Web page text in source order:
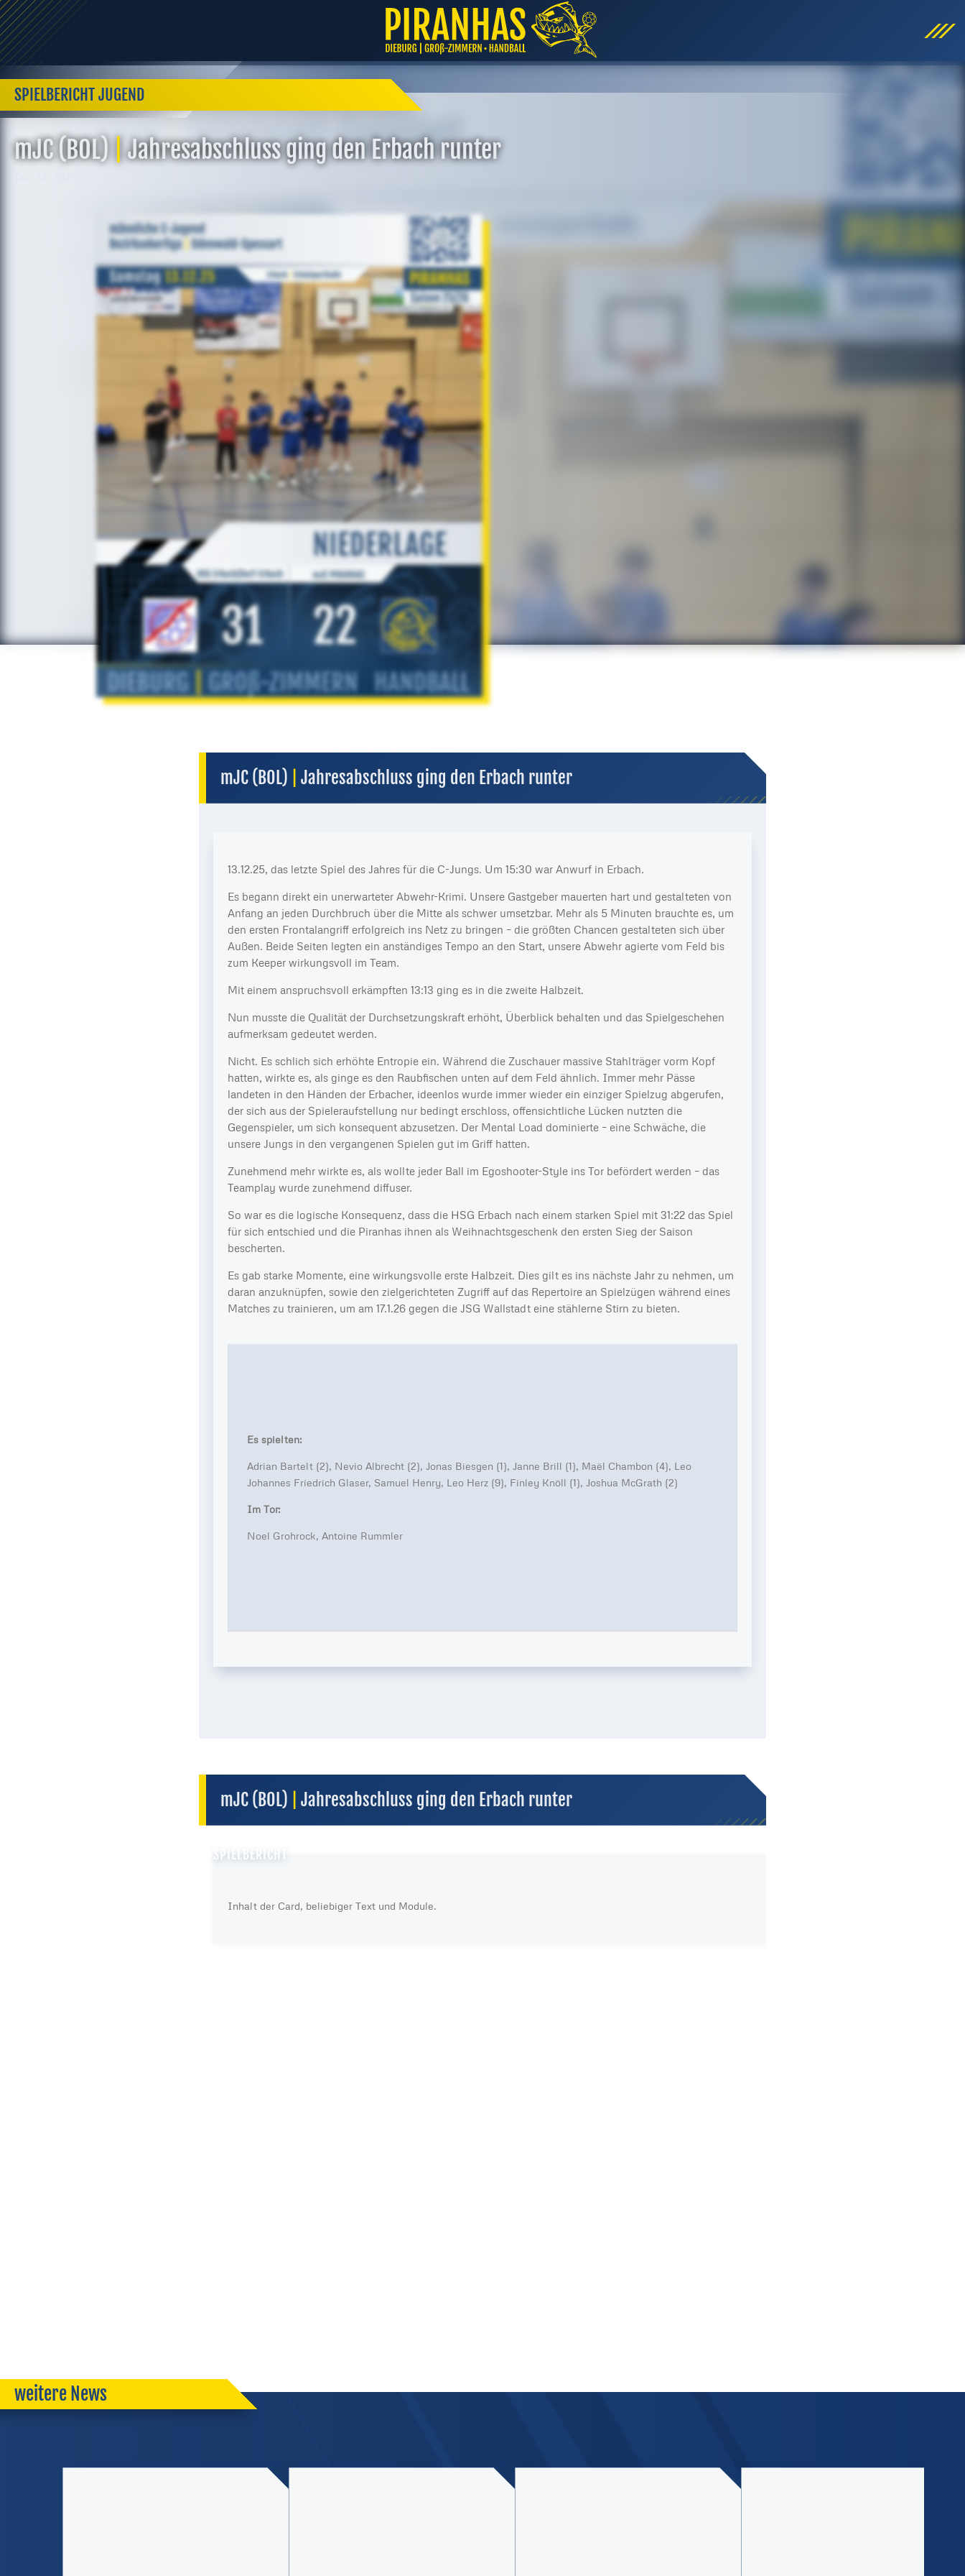
SPIELBERICHT JUGEND
mJC (BOL) |Jahresabschluss ging den Erbach runter
mJC (BOL) Jahresabschluss ging den Erbach runter
13.12.25, das letzte Spiel des Jahres für die C-Jungs. Um 15:30 war Anwurf in Erbach.
Es begann direkt ein unerwarteter Abwehr-Krimi. Unsere Gastgeber mauerten hart und gestalteten von
Anfang an jeden Durchbruch über die Mitte als schwer umsetzbar. Mehr als 5 Minuten brauchte es, um
den ersten Frontalangriff erfolgreich ins Netz zu bringen – die größten Chancen gestalteten sich über
Außen. Beide Seiten legten ein anständiges Tempo an den Start, unsere Abwehr agierte vom Feld bis
zum Keeper wirkungsvoll im Team.
Mit einem anspruchsvoll erkämpften 13:13 ging es in die zweite Halbzeit.
Nun musste die Qualität der Durchsetzungskraft erhöht, Überblick behalten und das Spielgeschehen
aufmerksam gedeutet werden.
Nicht. Es schlich sich erhöhte Entropie ein. Während die Zuschauer massive Stahlträger vorm Kopf
hatten, wirkte es, als ginge es den Raubfischen unten auf dem Feld ähnlich. Immer mehr Pässe
landeten in den Händen der Erbacher, ideenlos wurde immer wieder ein einziger Spielzug abgerufen,
der sich aus der Spieleraufstellung nur bedingt erschloss, offensichtliche Lücken nutzten die
Gegenspieler, um sich konsequent abzusetzen. Der Mental Load dominierte – eine Schwäche, die
unsere Jungs in den vergangenen Spielen gut im Griff hatten.
Zunehmend mehr wirkte es, als wollte jeder Ball im Egoshooter-Style ins Tor befördert werden – das
Teamplay wurde zunehmend diffuser.
So war es die logische Konsequenz, dass die HSG Erbach nach einem starken Spiel mit 31:22 das Spiel
für sich entschied und die Piranhas ihnen als Weihnachtsgeschenk den ersten Sieg der Saison
bescherten.
Es gab starke Momente, eine wirkungsvolle erste Halbzeit. Dies gilt es ins nächste Jahr zu nehmen, um
daran anzuknüpfen, sowie den zielgerichteten Zugriff auf das Repertoire an Spielzügen während eines
Matches zu trainieren, um am 17.1.26 gegen die JSG Wallstadt eine stählerne Stirn zu bieten.
Es spielten:
Adrian Bartelt (2), Nevio Albrecht (2), Jonas Biesgen (1), Janne Brill (1), Maël Chambon (4), Leo
Johannes Friedrich Glaser, Samuel Henry, Leo Herz (9), Finley Knöll (1), Joshua McGrath (2)
Im Tor:
Noel Grohrock, Antoine Rummler
mJC (BOL) Jahresabschluss ging den Erbach runter
SPIELBERICHT
Inhalt der Card, beliebiger Text und Module.
weitere News
Server in Deutschland